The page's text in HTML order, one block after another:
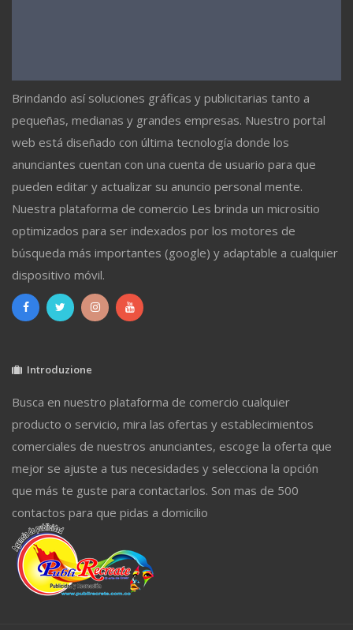
Brindando así soluciones gráficas y publicitarias tanto a
pequeñas, medianas y grandes empresas. Nuestro portal
web está diseñado con última tecnología donde los
anunciantes cuentan con una cuenta de usuario para que
pueden editar y actualizar su anuncio personal mente.
Nuestra plataforma de comercio Les brinda un micrositio
optimizados para ser indexados por los motores de
búsqueda más importantes (google) y adaptable a cualquier
dispositivo móvil.
Introduzione
Busca en nuestro plataforma de comercio cualquier
producto o servicio, mira las ofertas y establecimientos
comerciales de nuestros anunciantes, escoge la oferta que
mejor se ajuste a tus necesidades y selecciona la opción
que más te guste para contactarlos. Son mas de 500
contactos para que pidas a domicilio